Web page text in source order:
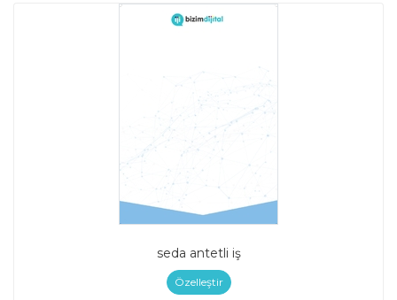
seda antetli iş
Özelleştir